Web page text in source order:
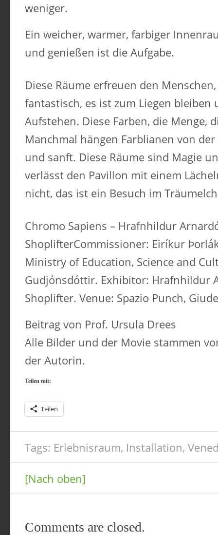
weniger.
Ein weicher, warmer, farbiger
und genießen ist die Aufgabe.
Diese Räume erfreuen den
fantastisch, es ist zum Liegen
Aufstehen. Diese Farben, die Menge,
Manchmal hängen Farblianen von
und sanft. Diese Räume sind Magie
verlässt den Pavillon mit einem
nicht, das ist ein Besuch im
Chromo Sapiens – Hrafnhildur
ShoplifterCommissioner: Eiríkur
Ministry of Education, Science and
Gudjónsdóttir. Exhibitor: Hrafnhildur
Shoplifter. Venue: Spazio Punch,
Beitrag von Prof. Ursula Drees
Alle Bilder und der Movie stammen
der Autorin.
Teilen mit:
Teilen
Tags: Erlebnisraum, Installation,
[Nach oben]
Comments are closed.